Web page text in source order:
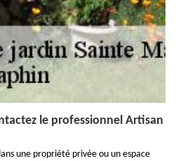
le professionnel Artisan
une propriété privée ou un espace